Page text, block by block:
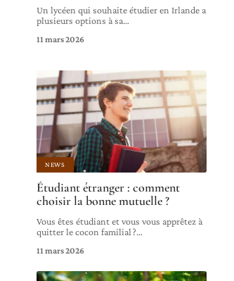
Un lycéen qui souhaite étudier en Irlande a
plusieurs options à sa…
11 mars 2026
NEWS
Étudiant étranger : comment
choisir la bonne mutuelle ?
Vous êtes étudiant et vous vous apprêtez à
quitter le cocon familial ?…
11 mars 2026